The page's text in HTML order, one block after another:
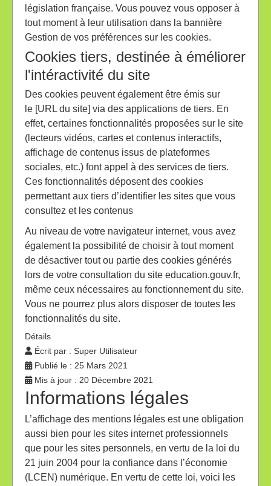
législation française. Vous pouvez vous opposer à
tout moment à leur utilisation dans la bannière
Gestion de vos préférences sur les cookies.
Cookies tiers, destinée à éméliorer
l'intéractivité du site
Des cookies peuvent également être émis sur
le [URL du site] via des applications de tiers. En
effet, certaines fonctionnalités proposées sur le site
(lecteurs vidéos, cartes et contenus interactifs,
affichage de contenus issus de plateformes
sociales, etc.) font appel à des services de tiers.
Ces fonctionnalités déposent des cookies
permettant aux tiers d’identifier les sites que vous
consultez et les contenus
Au niveau de votre navigateur internet, vous avez
également la possibilité de choisir à tout moment
de désactiver tout ou partie des cookies générés
lors de votre consultation du site education.gouv.fr,
même ceux nécessaires au fonctionnement du site.
Vous ne pourrez plus alors disposer de toutes les
fonctionnalités du site.
Détails
Écrit par : Super Utilisateur
Publié le : 25 Mars 2021
Mis à jour : 20 Décembre 2021
Informations légales
L’affichage des mentions légales est une obligation
aussi bien pour les sites internet professionnels
que pour les sites personnels, en vertu de la loi du
21 juin 2004 pour la confiance dans l’économie
(LCEN) numérique. En vertu de cette loi, voici les